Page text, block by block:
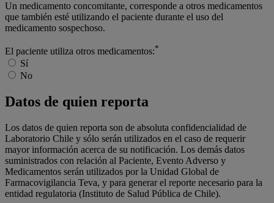
Un medicamento concomitante, corresponde a otros medicamentos
que también esté utilizando el paciente durante el uso del
medicamento sospechoso.
El paciente utiliza otros medicamentos:*
Sí
No
Datos de quien reporta
Los datos de quien reporta son de absoluta confidencialidad de
Laboratorio Chile y sólo serán utilizados en el caso de requerir
mayor información acerca de su notificación. Los demás datos
suministrados con relación al Paciente, Evento Adverso y
Medicamentos serán utilizados por la Unidad Global de
Farmacovigilancia Teva, y para generar el reporte necesario para la
entidad regulatoria (Instituto de Salud Pública de Chile).